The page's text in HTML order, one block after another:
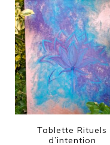
Tablette Rituels
d’intention